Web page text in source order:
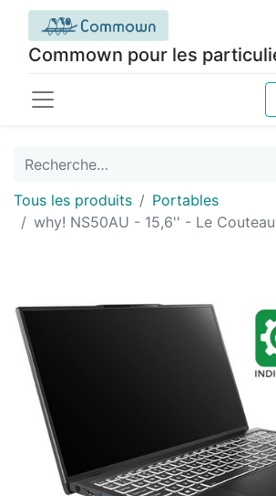
Commown pour les
Tous les produits
Portables
why! NS50AU - 15,6'' - Le